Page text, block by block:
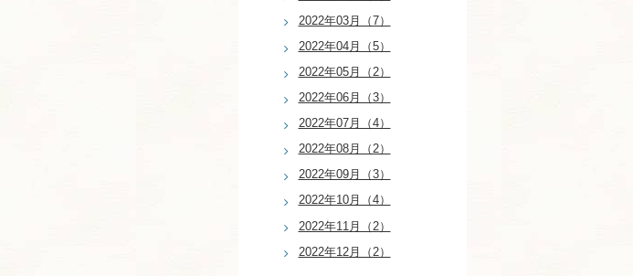
2022年03月（7）
2022年04月（5）
2022年05月（2）
2022年06月（3）
2022年07月（4）
2022年08月（2）
2022年09月（3）
2022年10月（4）
2022年11月（2）
2022年12月（2）